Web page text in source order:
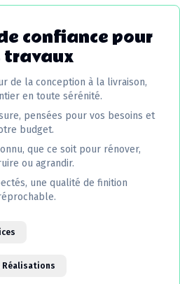
confiance pour
travaux
de la conception à la livraison,
en toute sérénité.
pensées pour vos besoins et
budget.
que ce soit pour rénover,
ou agrandir.
une qualité de finition
Réalisations